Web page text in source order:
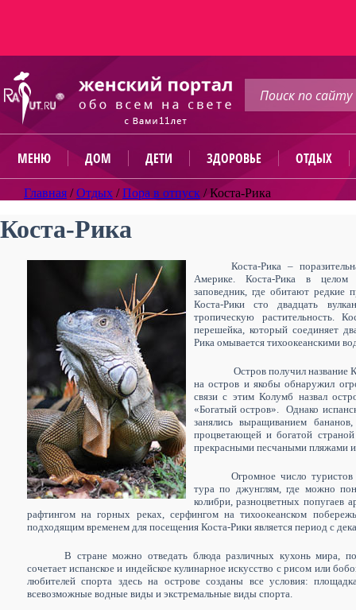
МЕНЮ ДОМ ДЕТИ ЗДОРОВЬЕ ОТДЫХ
Главная /Отдых /Пора в отпуск /Коста-Рика
Коста-Рика
Коста-Рика –
Америке. Коста-Рика в целом
заповедник, где обитают редкие
Коста-Рики сто двадцать
тропическую растительность.
перешейка, который соединяет
Рика омывается тихоокеанскими
Остров получил название
на остров и якобы обнаружил
связи с этим Колумб назвал
«Богатый остров».
Однако
занялись выращиванием
процветающей и богатой
прекрасными песчаными пляжами и
Огромное число
тура по джунглям, где можно
колибри, разноцветных попугаев
рафтингом на горных реках, серфингом на тихоокеанском
подходящим временем для посещения Коста-Рики является период с
В стране можно отведать блюда различных кухонь мира,
сочетает испанское и индейское кулинарное искусство с рисом или
любителей спорта здесь на острове созданы все условия:
всевозможные водные виды и экстремальные виды спорта.